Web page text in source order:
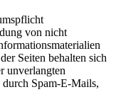
von nicht
Seiten behalten sich
unverlangten
Spam-E-Mails,